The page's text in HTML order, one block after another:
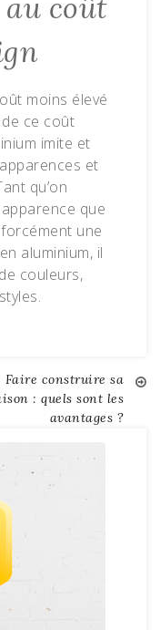
coût
moins élevé
ce coût
imite et
et
qu’on
que
une
aluminium, il
couleurs,
Faire construire sa
: quels sont les
avantages ?